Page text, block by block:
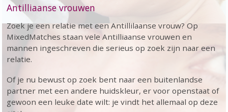
Antilliaanse vrouwen
Zoek je een relatie met een Antillilaanse vrouw? Op
MixedMatches staan vele Antilliaanse vrouwen en
mannen ingeschreven die serieus op zoek zijn naar een
relatie.
Of je nu bewust op zoek bent naar een buitenlandse
partner met een andere huidskleur, er voor openstaat of
gewoon een leuke date wilt: je vindt het allemaal op deze